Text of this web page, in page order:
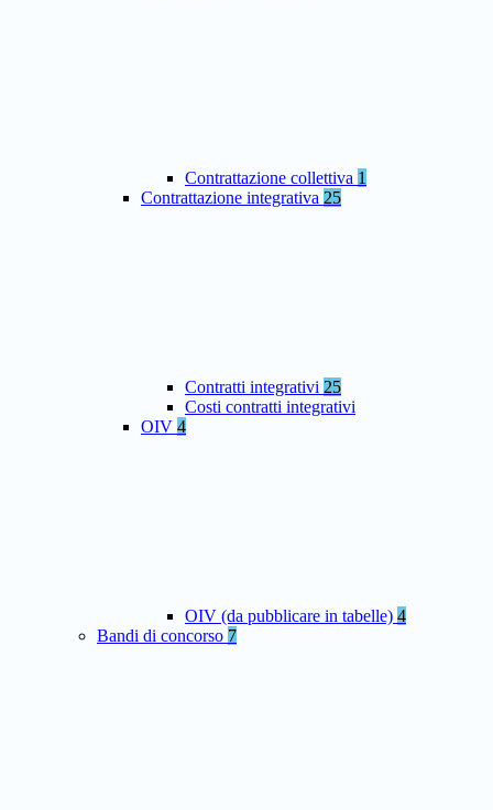
Contrattazione collettiva 1
Contrattazione integrativa 25
Contratti integrativi 25
Costi contratti integrativi
OIV 4
OIV (da pubblicare in tabelle) 4
Bandi di concorso 7